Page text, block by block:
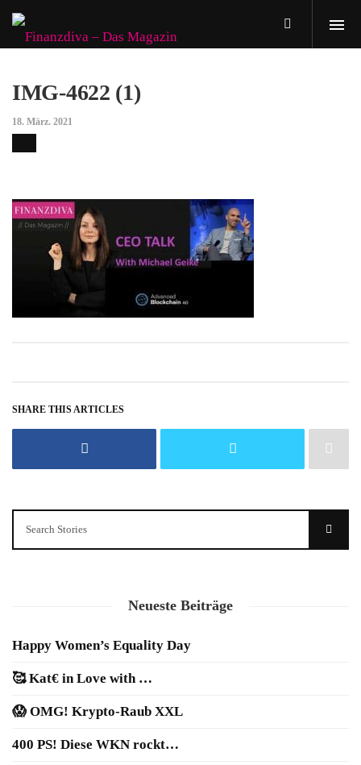
IMG-4622 (1)
18. März. 2021
SHARE THIS ARTICLES
Neueste Beiträge
Happy Women’s Equality Day
🥰 Kat€ in Love with …
😱 OMG! Krypto-Raub XXL
400 PS! Diese WKN rockt…